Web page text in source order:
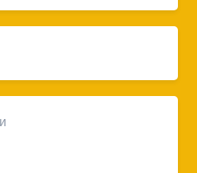
малышей, ленивая река и